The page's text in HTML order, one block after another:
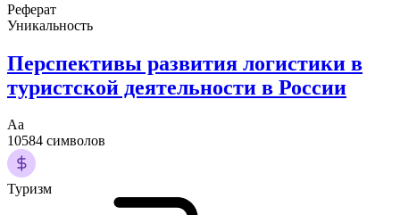
Реферат
Уникальность
Перспективы развития логистики в
туристской деятельности в России
Аа
10584 символов
Туризм